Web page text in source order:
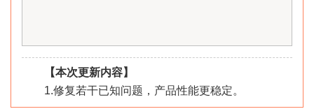
【本次更新内容】
1.修复若干已知问题，产品性能更稳定。